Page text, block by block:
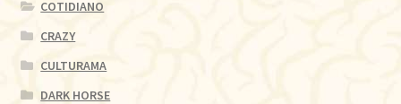
COTIDIANO
CRAZY
CULTURAMA
DARK HORSE